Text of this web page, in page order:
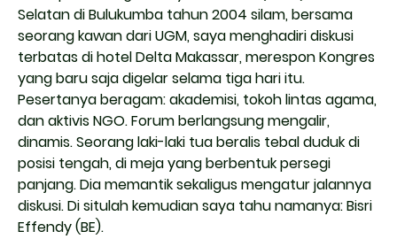
Selatan di Bulukumba tahun 2004 silam, bersama
seorang kawan dari UGM, saya menghadiri diskusi
terbatas di hotel Delta Makassar, merespon Kongres
yang baru saja digelar selama tiga hari itu.
Pesertanya beragam: akademisi, tokoh lintas agama,
dan aktivis NGO. Forum berlangsung mengalir,
dinamis. Seorang laki-laki tua beralis tebal duduk di
posisi tengah, di meja yang berbentuk persegi
panjang. Dia memantik sekaligus mengatur jalannya
diskusi. Di situlah kemudian saya tahu namanya: Bisri
Effendy (BE).